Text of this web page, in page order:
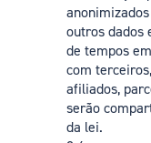
outros dados
de tempos
com
afiliados,
serão
da lei.